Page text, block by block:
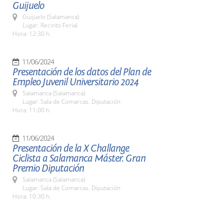
Guijuelo
Guijuelo (Salamanca)
Lugar: Recinto Ferial
Hora: 12:30 h.
11/06/2024
Presentación de los datos del Plan de
Empleo Juvenil Universitario 2024
Salamanca (Salamanca)
Lugar: Sala de Comarcas. Diputación
Hora: 11:00 h.
11/06/2024
Presentación de la X Challange
Ciclista a Salamanca Máster. Gran
Premio Diputación
Salamanca (Salamanca)
Lugar: Sala de Comarcas. Diputación
Hora: 10:30 h.